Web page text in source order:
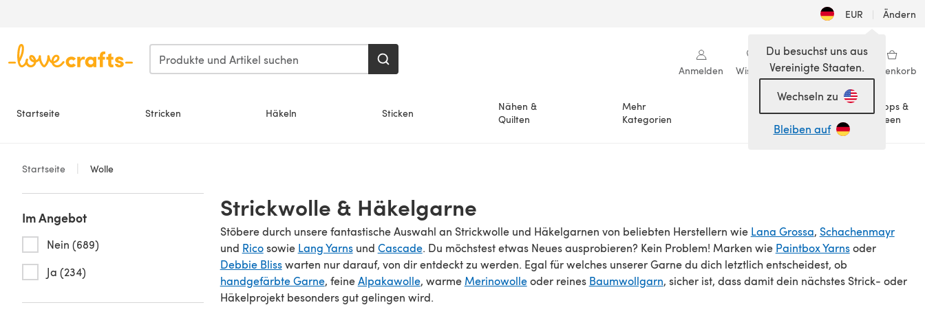
EUR | Ändern
Anmelden Wishlist Meine Bibliothek Warenkorb
Startseite Stricken Häkeln Sticken
Nähen &
Quilten
Mehr
Kategorien
Anlässe
Tipps &
Ideen
Du besuchst uns aus
Vereinigte Staaten.
Wechseln zu
Bleiben auf
Startseite Wolle
Im Angebot
Nein (689)
Ja (234)
Strickwolle & Häkelgarne
Stöbere durch unsere fantastische Auswahl an Strickwolle und Häkelgarnen von beliebten Herstellern wie Lana Grossa, Schachenmayr
und Ricosowie Lang Yarnsund Cascade. Du möchstest etwas Neues ausprobieren? Kein Problem! Marken wie Paintbox Yarnsoder
Debbie Blisswarten nur darauf, von dir entdeckt zu werden. Egal für welches unserer Garne du dich letztlich entscheidest, ob
handgefärbte Garne, feineAlpakawolle, warme Merinowolleoder reines Baumwollgarn, sicher ist, dass damit dein nächstes Strick- oder
Häkelprojekt besonders gut gelingen wird.